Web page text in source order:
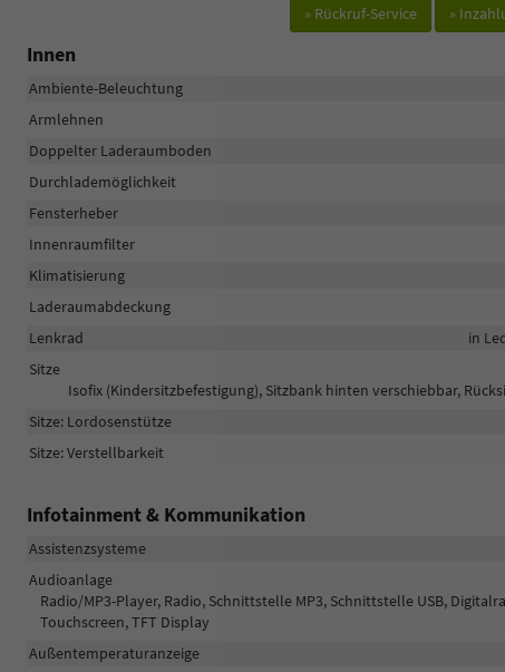
» Rückruf-Service »
Innen
Ambiente-Beleuchtung
Armlehnen
Doppelter Laderaumboden
Durchlademöglichkeit
Fensterheber
Innenraumfilter
Klimatisierung
Laderaumabdeckung
Lenkrad
in
Sitze
Isofix (Kindersitzbefestigung), Sitzbank hinten verschiebbar,
Sitze: Lordosenstütze
Sitze: Verstellbarkeit
Infotainment & Kommunikation
Assistenzsysteme
Audioanlage
Radio/MP3-Player, Radio, Schnittstelle MP3, Schnittstelle USB,
Touchscreen, TFT Display
Außentemperaturanzeige